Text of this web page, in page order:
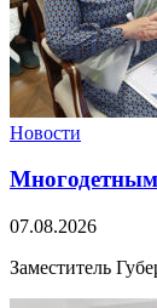
Новости
Многодетным
07.08.2026
Заместитель